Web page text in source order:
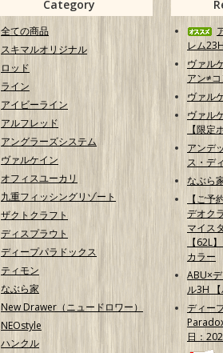
Category
全ての商品
スキマルオリジナル
ロッド
ライン
アイビーライン
アルフレッド
アングラーズシステム
ヴァルケイン
オフィスユーカリ
九重フィッシングリゾート
ザクトクラフト
ディスプラウト
ディープパラドックス
ティモン
なぶら家
New Drawer（ニュードロワー）
NEOstyle
ハンクル
レム
ヴァル
アン≠
ヴァル
ヴァル
【限定
アンデ
ス・デ
なぶら
【ご
デオク
マイス
【62L
カラー
ABU×
ル3H
ディー
日：